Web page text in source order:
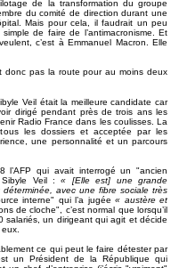
de la transformation du groupe
du comité de direction durant une
Mais pour cela, il faudrait un peu
de faire de l’antimacronisme. Et
c’est à Emmanuel Macron. Elle
donc pas la route pour au moins deux
Veil était la meilleure candidate car
dirigé pendant près de trois ans les
Radio France dans les coulisses. La
les dossiers et acceptée par les
une personnalité et un parcours
qui avait interrogé un "ancien
Sibyle Veil :« [Elle est] une grande
avec une fibre sociale très
interne" qui l’a jugée« austère et
de cloche", c’est normal que lorsqu’il
un dirigeant qui agit et décide
ce qui peut le faire détester par
un Président de la République qui